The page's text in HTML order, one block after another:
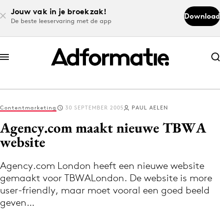
Jouw vak in je broekzak!
De beste leeservaring met de app
Download
Abonneer nu
Abonneer nu
Log in
Volg het laatste nieuws via de Adformatie
Nieuws app
Contentmarketing 30 SEPTEMBER 2005 PAUL AELEN
Agency.com maakt nieuwe TBWA
website
Agency.com London heeft een nieuwe website
gemaakt voor TBWALondon. De website is more
user-friendly, maar moet vooral een goed beeld
geven…